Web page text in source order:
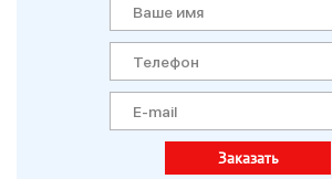
Заказать